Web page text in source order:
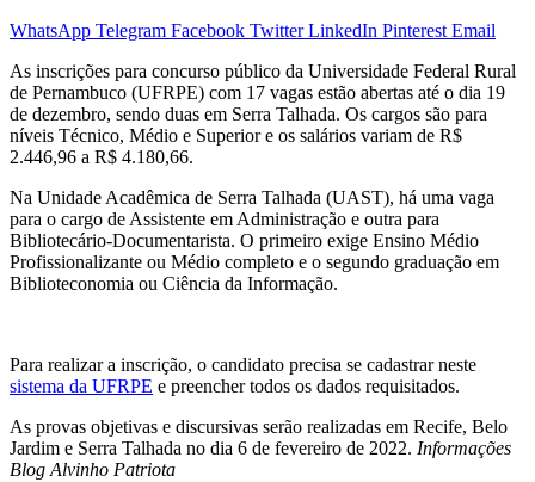
WhatsApp Telegram Facebook Twitter LinkedIn Pinterest Email
As inscrições para concurso público da Universidade Federal Rural
de Pernambuco (UFRPE) com 17 vagas estão abertas até o dia 19
de dezembro, sendo duas em Serra Talhada. Os cargos são para
níveis Técnico, Médio e Superior e os salários variam de R$
2.446,96 a R$ 4.180,66.
Na Unidade Acadêmica de Serra Talhada (UAST), há uma vaga
para o cargo de Assistente em Administração e outra para
Bibliotecário-Documentarista. O primeiro exige Ensino Médio
Profissionalizante ou Médio completo e o segundo graduação em
Biblioteconomia ou Ciência da Informação.
Para realizar a inscrição, o candidato precisa se cadastrar neste
sistema da UFRPE e preencher todos os dados requisitados.
As provas objetivas e discursivas serão realizadas em Recife, Belo
Jardim e Serra Talhada no dia 6 de fevereiro de 2022. Informações
Blog Alvinho Patriota